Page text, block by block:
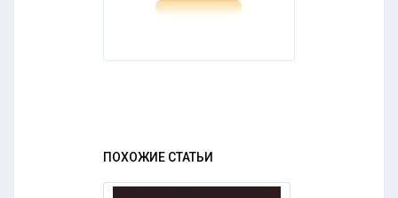
ПОХОЖИЕ СТАТЬИ